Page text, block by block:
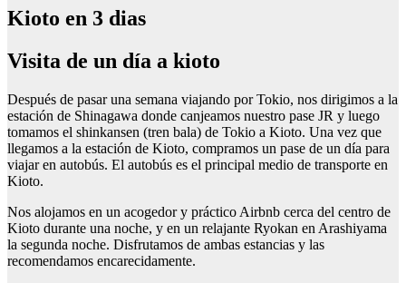
Kioto en 3 dias
Visita de un día a kioto
Después de pasar una semana viajando por Tokio, nos dirigimos a la
estación de Shinagawa donde canjeamos nuestro pase JR y luego
tomamos el shinkansen (tren bala) de Tokio a Kioto. Una vez que
llegamos a la estación de Kioto, compramos un pase de un día para
viajar en autobús. El autobús es el principal medio de transporte en
Kioto.
Nos alojamos en un acogedor y práctico Airbnb cerca del centro de
Kioto durante una noche, y en un relajante Ryokan en Arashiyama
la segunda noche. Disfrutamos de ambas estancias y las
recomendamos encarecidamente.